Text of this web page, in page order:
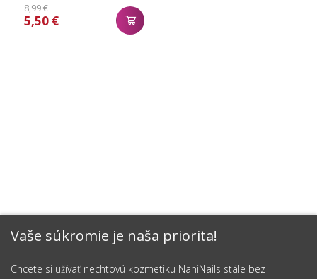
Vaše súkromie je naša priorita!
Chcete si užívať nechtovú kozmetiku NaniNails stále bez
8,99 €
5,50 €